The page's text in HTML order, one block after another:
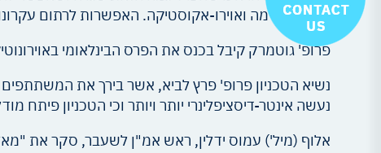
הפרדת זרימה ואוירו-אקוסטיקה. האפשרות לרתום
פרופ' גוטמרק קיבל בכנס את הפרס הבינלאומי
נשיא הטכניון פרופ' פרץ לביא, אשר בירך את
נעשה אינטר-דיסציפלינרי יותר ויותר וכי הטכניון
אלוף (מיל') עמוס ידלין, ראש אמ"ן לשעבר, סקר את